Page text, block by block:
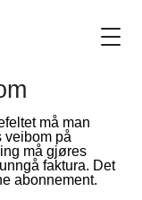
må man
veibom på
må gjøres
faktura. Det
abonnement.